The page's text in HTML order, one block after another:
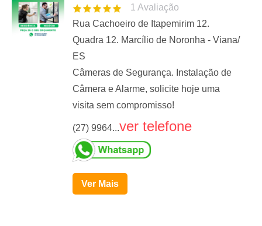
1 Avaliação
Rua Cachoeiro de Itapemirim 12.
Quadra 12. Marcílio de Noronha - Viana/
ES
Câmeras de Segurança. Instalação de
Câmera e Alarme, solicite hoje uma
visita sem compromisso!
(27) 9964...ver telefone
Ver Mais